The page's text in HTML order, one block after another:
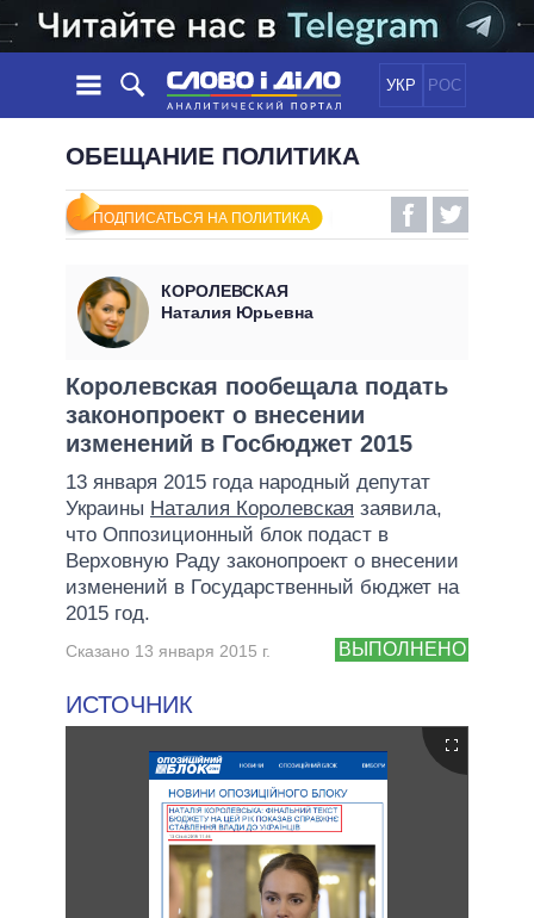
УКР РОС
НОВОСТИ
ЛЕНТА
СОБЫТИЯ
СТАТЬИ
МНЕНИЯ
ОБЗОРЫ
ДАЙДЖЕСТЫ
ПОЛИТИКА
ЭКОНОМИКА
МИР
ОБЕЩАНИЯ
ВСЕ ПОЛИТИКИ
ПРЕЗИДЕНТ И ОФИС
ВЕРХОВНАЯ РАДА
КАБИНЕТ МИНИСТРОВ
ГЛАВЫ ОБЛАДМИНИСТРАЦИЙ
МЭРЫ
ВСЕ ПЕРСОНЫ
ИНФОГРАФИКА
ПОДДЕРЖАТЬ
ОБЕЩАНИЕ ПОЛИТИКА
ПОДПИСАТЬСЯ НА ПОЛИТИКА
КОРОЛЕВСКАЯ
Наталия Юрьевна
Королевская пообещала подать
законопроект о внесении
изменений в Госбюджет 2015
13 января 2015 года народный депутат
Украины Наталия Королевская заявила,
что Оппозиционный блок подаст в
Верховную Раду законопроект о внесении
изменений в Государственный бюджет на
2015 год.
ВЫПОЛНЕНО
Сказано 13 января 2015 г.
ИСТОЧНИК